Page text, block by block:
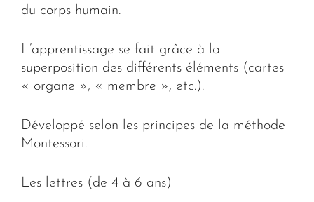
du corps humain.
L’apprentissage se fait grâce à la
superposition des différents éléments (cartes
« organe », « membre », etc.).
Développé selon les principes de la méthode
Montessori.
Les lettres (de 4 à 6 ans)